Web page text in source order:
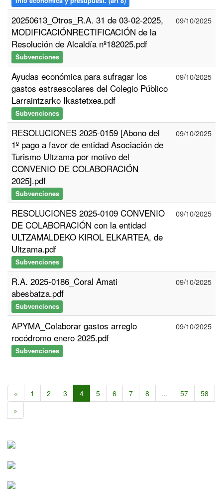
20250613_Otros_R.A. 31 de 03-02-2025,
MODIFICACIÓNRECTIFICACIÓN de la
Resolución de Alcaldía nº182025.pdf
Subvenciones
09/10/2025
Ayudas económica para sufragar los
gastos estraescolares del Colegio Público
Larraintzarko Ikastetxea.pdf
Subvenciones
09/10/2025
RESOLUCIONES 2025-0159 [Abono del
1º pago a favor de entidad Asociación de
Turismo Ultzama por motivo del
CONVENIO DE COLABORACIÓN
2025].pdf
Subvenciones
09/10/2025
RESOLUCIONES 2025-0109 CONVENIO
DE COLABORACIÓN con la entidad
ULTZAMALDEKO KIROL ELKARTEA, de
Ultzama.pdf
Subvenciones
09/10/2025
R.A. 2025-0186_Coral Amati
abesbatza.pdf
Subvenciones
09/10/2025
APYMA_Colaborar gastos arreglo
rocódromo enero 2025.pdf
Subvenciones
09/10/2025
« 1 2 3 4 5 6 7 8 ... 57
58
»